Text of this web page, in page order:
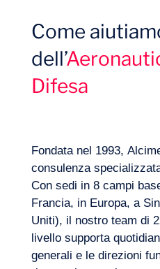
Progetti
Come
dell’
Difesa
Fondata nel 1993,
consulenza
Con sedi in 8 campi
Francia, in Europa, a
Uniti), il nostro team di
livello supporta
generali e le direzioni